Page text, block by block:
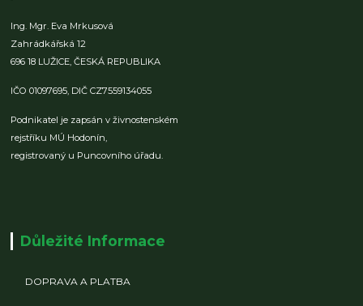
Ing. Mgr. Eva Mrkusová
Zahrádkářská 12
696 18 LUŽICE,ČESKÁ REPUBLIKA
IČO 01097695, DIČ CZ7559134055
Podnikatel je zapsán v živnostenském
rejstříku MÚ Hodonín,
registrovaný u Puncovního úřadu.
Důležité Informace
DOPRAVA A PLATBA